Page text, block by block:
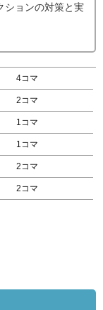
ションの対策と実
4コマ
2コマ
1コマ
1コマ
2コマ
2コマ